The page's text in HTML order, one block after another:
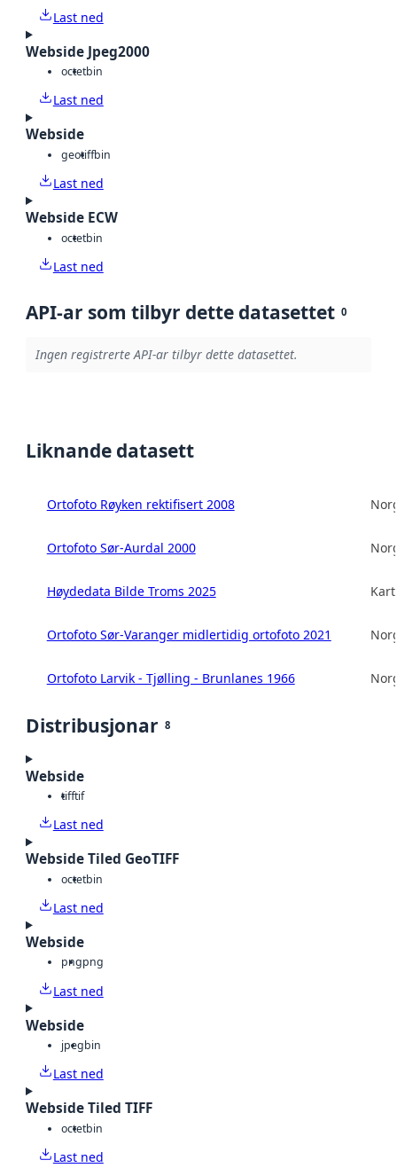
Last ned
Webside Jpeg2000
octetbin
Last ned
Webside
geotiffbin
Last ned
Webside ECW
octetbin
Last ned
API-ar som tilbyr dette datasettet 0
Ingen registrerte API-ar tilbyr dette datasettet.
Liknande datasett
Ortofoto Røyken rektifisert 2008
Ortofoto Sør-Aurdal 2000
Høydedata Bilde Troms 2025
Ortofoto Sør-Varanger midlertidig ortofoto 2021
Ortofoto Larvik - Tjølling - Brunlanes 1966
Distribusjonar 8
Webside
tifftif
Last ned
Webside Tiled GeoTIFF
octetbin
Last ned
Webside
pngpng
Last ned
Webside
jpegbin
Last ned
Webside Tiled TIFF
octetbin
Last ned